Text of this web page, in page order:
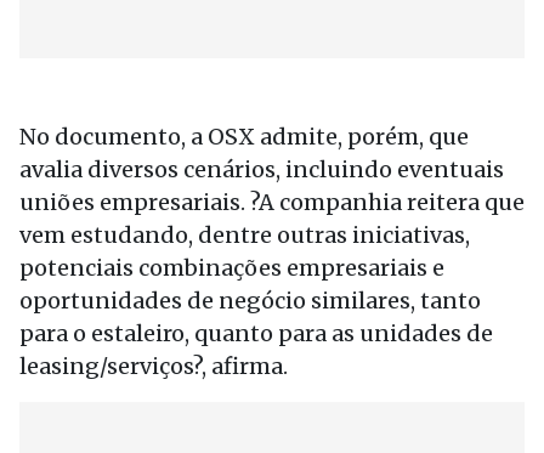
No documento, a OSX admite, porém, que
avalia diversos cenários, incluindo eventuais
uniões empresariais. ?A companhia reitera que
vem estudando, dentre outras iniciativas,
potenciais combinações empresariais e
oportunidades de negócio similares, tanto
para o estaleiro, quanto para as unidades de
leasing/serviços?, afirma.